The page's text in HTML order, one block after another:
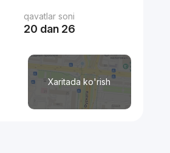
qavatlar soni
20 dan 26
Xaritada ko'rish